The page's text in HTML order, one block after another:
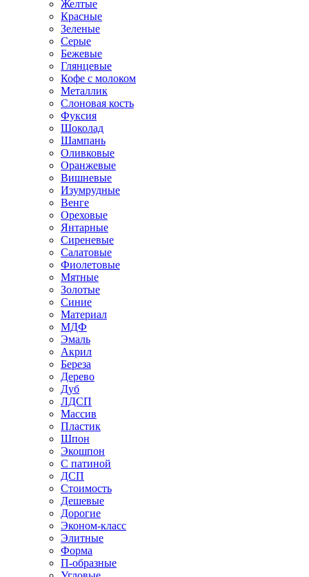
Желтые
Красные
Зеленые
Серые
Бежевые
Глянцевые
Кофе с молоком
Металлик
Слоновая кость
Фуксия
Шоколад
Шампань
Оливковые
Оранжевые
Вишневые
Изумрудные
Венге
Ореховые
Янтарные
Сиреневые
Салатовые
Фиолетовые
Мятные
Золотые
Синие
Материал
МДФ
Эмаль
Акрил
Береза
Дерево
Дуб
ЛДСП
Массив
Пластик
Шпон
Экошпон
С патиной
ДСП
Стоимость
Дешевые
Дорогие
Эконом-класс
Элитные
Форма
П-образные